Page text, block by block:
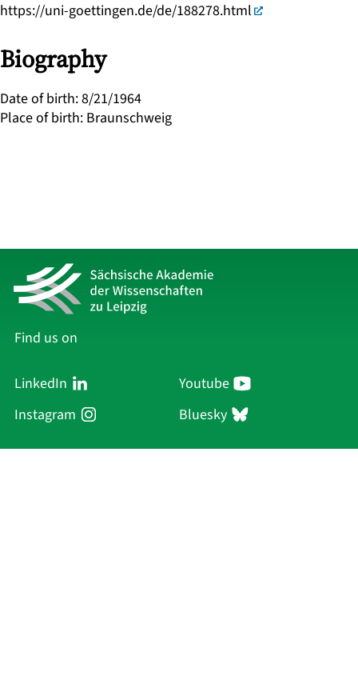
https://uni-goettingen.de/de/188278.html
Biography
Date of birth:8/21/1964
Place of birth: Braunschweig
Find us on
LinkedIn
Youtube
Instagram
Bluesky